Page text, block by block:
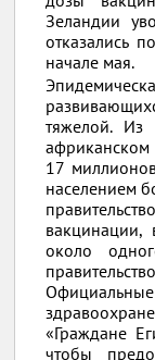
Зеландии
отказались
начале мая.
тяжелой. Из
17
населением
вакцинации,
около
«Граждане
чтобы